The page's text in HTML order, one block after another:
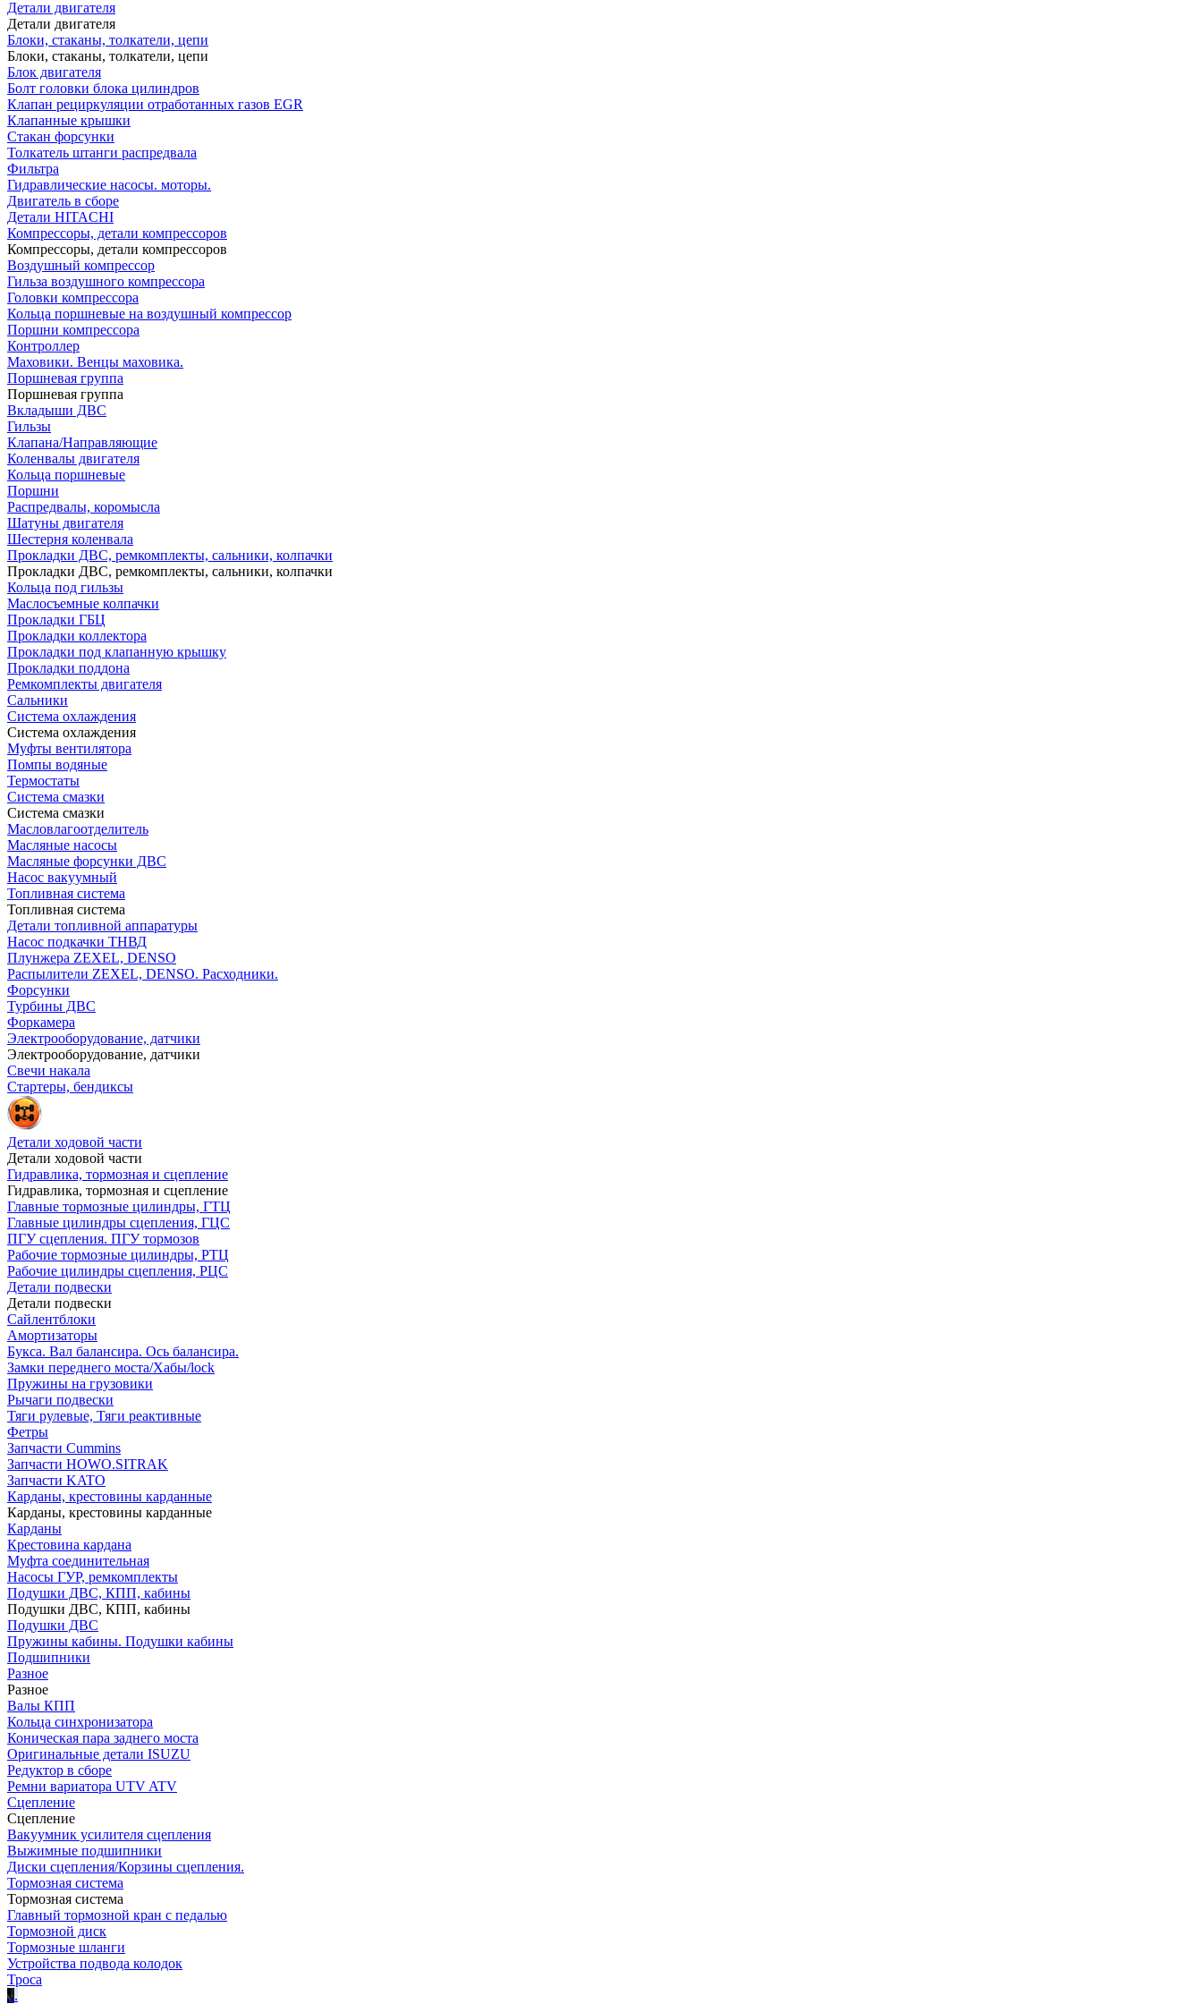
Детали двигателя
Детали двигателя
Блоки, стаканы, толкатели, цепи
Блоки, стаканы, толкатели, цепи
Блок двигателя
Болт головки блока цилиндров
Клапан рециркуляции отработанных газов EGR
Клапанные крышки
Стакан форсунки
Толкатель штанги распредвала
Фильтра
Гидравлические насосы. моторы.
Двигатель в сборе
Детали HITACHI
Компрессоры, детали компрессоров
Компрессоры, детали компрессоров
Воздушный компрессор
Гильза воздушного компрессора
Головки компрессора
Кольца поршневые на воздушный компрессор
Поршни компрессора
Контроллер
Маховики. Венцы маховика.
Поршневая группа
Поршневая группа
Вкладыши ДВС
Гильзы
Клапана/Направляющие
Коленвалы двигателя
Кольца поршневые
Поршни
Распредвалы, коромысла
Шатуны двигателя
Шестерня коленвала
Прокладки ДВС, ремкомплекты, сальники, колпачки
Прокладки ДВС, ремкомплекты, сальники, колпачки
Кольца под гильзы
Маслосъемные колпачки
Прокладки ГБЦ
Прокладки коллектора
Прокладки под клапанную крышку
Прокладки поддона
Ремкомплекты двигателя
Сальники
Система охлаждения
Система охлаждения
Муфты вентилятора
Помпы водяные
Термостаты
Система смазки
Система смазки
Масловлагоотделитель
Масляные насосы
Масляные форсунки ДВС
Насос вакуумный
Топливная система
Топливная система
Детали топливной аппаратуры
Насос подкачки ТНВД
Плунжера ZEXEL, DENSO
Распылители ZEXEL, DENSO. Расходники.
Форсунки
Турбины ДВС
Форкамера
Электрооборудование, датчики
Электрооборудование, датчики
Свечи накала
Стартеры, бендиксы
Детали ходовой части
Детали ходовой части
Гидравлика, тормозная и сцепление
Гидравлика, тормозная и сцепление
Главные тормозные цилиндры, ГТЦ
Главные цилиндры сцепления, ГЦС
ПГУ сцепления. ПГУ тормозов
Рабочие тормозные цилиндры, РТЦ
Рабочие цилиндры сцепления, РЦС
Детали подвески
Детали подвески
Cайлентблоки
Амортизаторы
Букса. Вал балансира. Ось балансира.
Замки переднего моста/Хабы/lock
Пружины на грузовики
Рычаги подвески
Тяги рулевые, Тяги реактивные
Фетры
Запчасти Cummins
Запчасти HOWO.SITRAK
Запчасти KATO
Карданы, крестовины карданные
Карданы, крестовины карданные
Карданы
Крестовина кардана
Муфта соединительная
Насосы ГУР, ремкомплекты
Подушки ДВС, КПП, кабины
Подушки ДВС, КПП, кабины
Подушки ДВС
Пружины кабины. Подушки кабины
Подшипники
Разное
Разное
Валы КПП
Кольца синхронизатора
Коническая пара заднего моста
Оригинальные детали ISUZU
Редуктор в сборе
Ремни вариатора UTV ATV
Сцепление
Сцепление
Вакуумник усилителя сцепления
Выжимные подшипники
Диски сцепления/Корзины сцепления.
Тормозная система
Тормозная система
Главный тормозной кран с педалью
Тормозной диск
Тормозные шланги
Устройства подвода колодок
Троса
...